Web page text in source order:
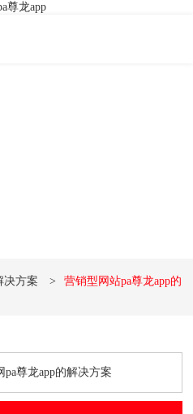
尊龙app
决方案 >
营销型网站pa尊龙app的
pa尊龙app的解决方案